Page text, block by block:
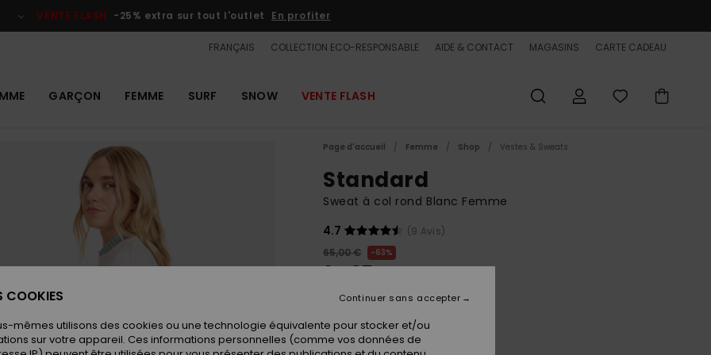
VENTE FLASH -25% extra sur tout l'outlet En profiter
FRANÇAIS COLLECTION ECO-RESPONSABLE AIDE & CONTACT MAGASINS CARTE CADEAU
GARÇON FEMME SURF SNOW VENTE FLASH
Page d'accueil Femme Shop Vestes & Sweats
Standard
Sweat à col rond Blanc Femme
4.7
(9 Avis)
65,00 €
63%
24,37 €
OUTLET
VENTE FLASH EXTRA 25%
COOKIES
mêmes utilisons des cookies ou une technologie équivalente pour stocker et/ou
sur votre appareil. Ces informations personnelles (comme vos données de
Continuer sans accepter